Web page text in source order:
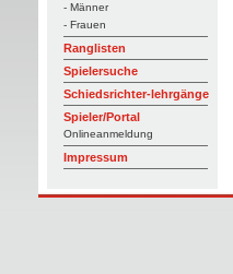
- Männer
- Frauen
Ranglisten
Spielersuche
Schiedsrichter-lehrgänge
Spieler/Portal
Onlineanmeldung
Impressum